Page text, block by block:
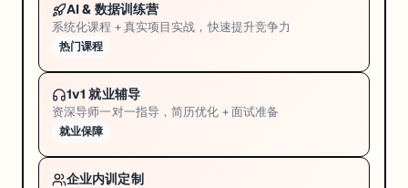
AI & 数据训练营
系统化课程 + 真实项目实战，快速提升竞争力
热门课程
1v1 就业辅导
资深导师一对一指导，简历优化 + 面试准备
就业保障
企业内训定制